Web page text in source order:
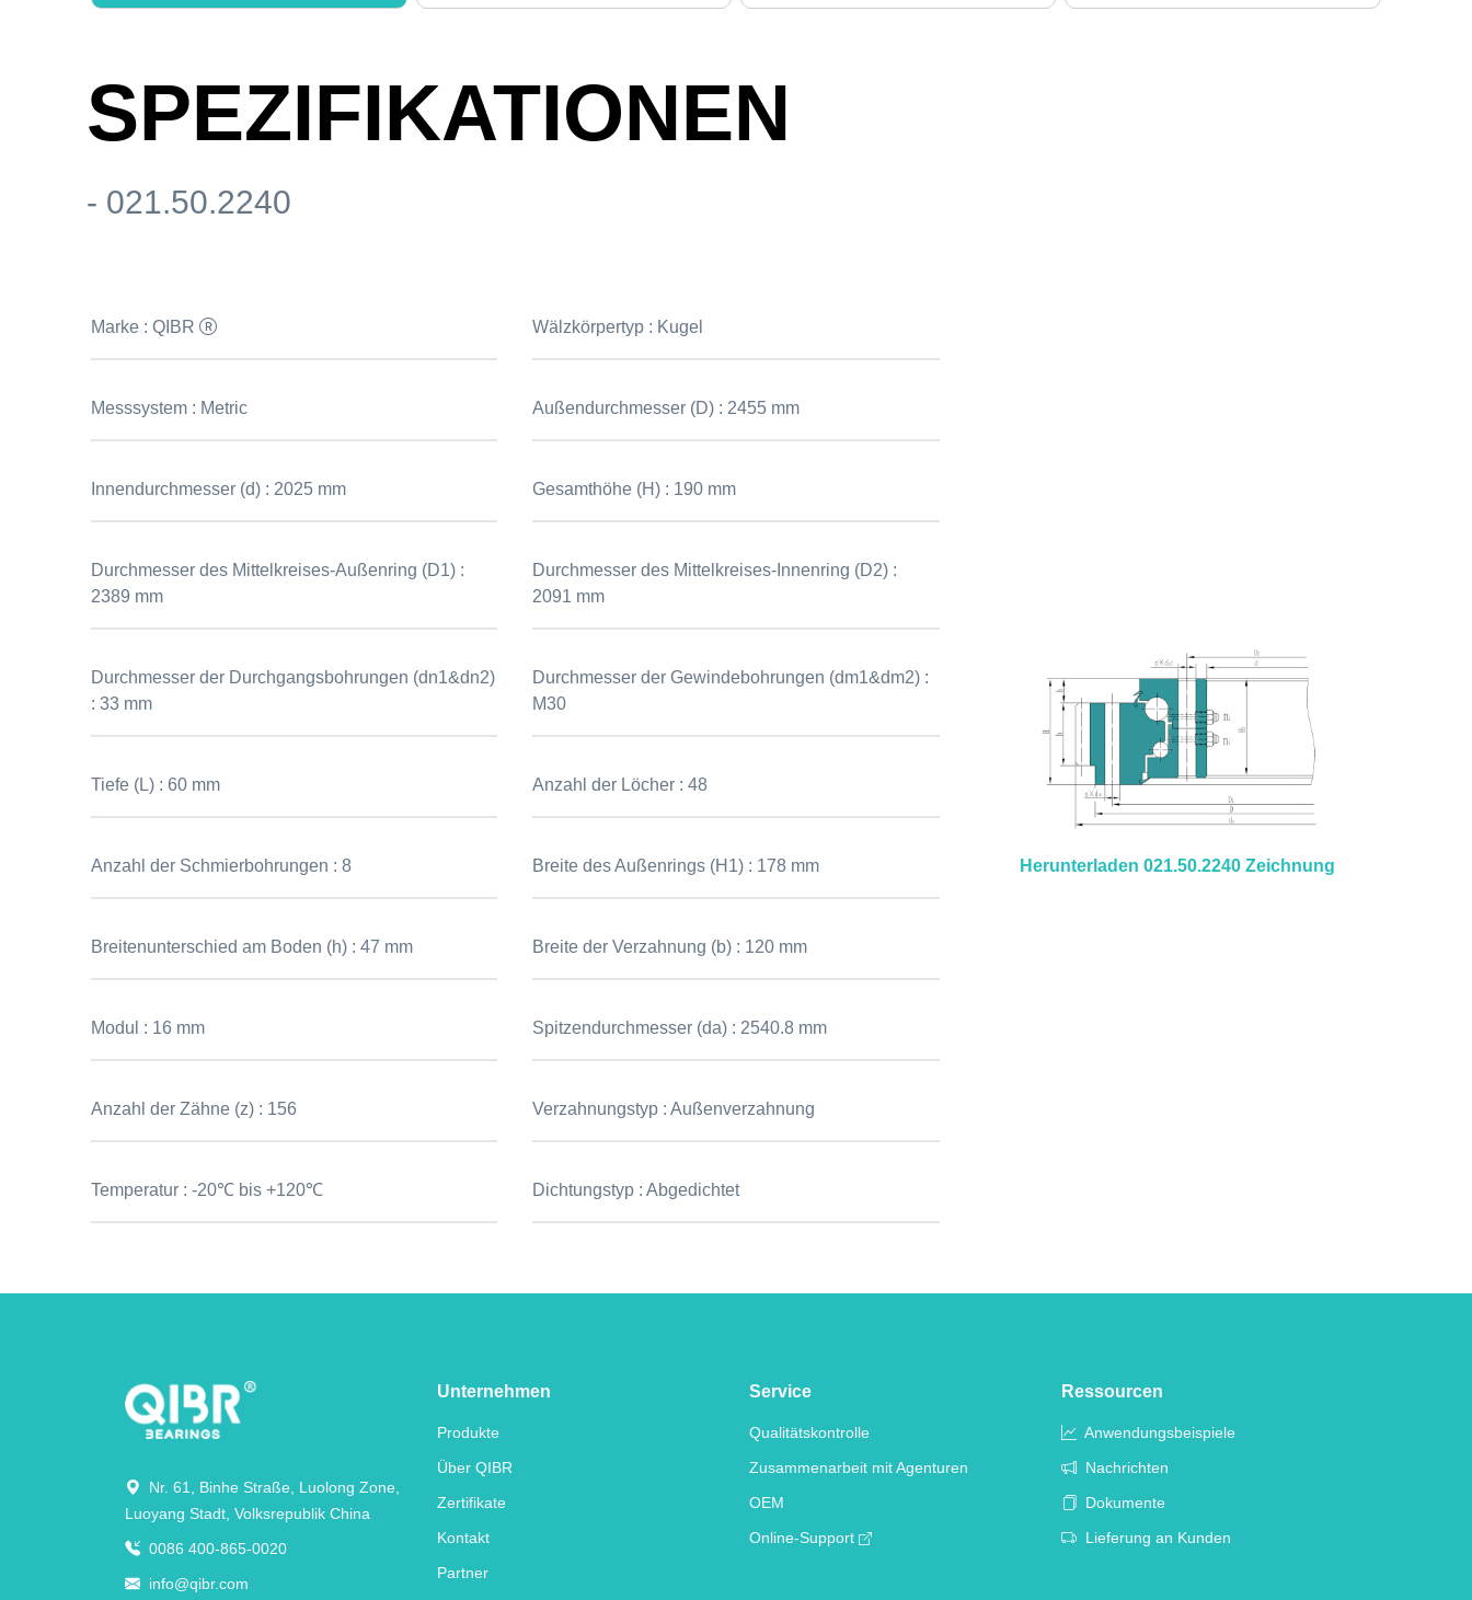
SPEZIFIKATIONEN
- 021.50.2240
Marke :QIBR Wälzkörpertyp : Kugel
Messsystem : Metric Außendurchmesser (D) : 2455 mm
Innendurchmesser (d) : 2025 mm Gesamthöhe (H) : 190 mm
Durchmesser des Mittelkreises-Außenring (D1) :
2389 mm
Durchmesser des Mittelkreises-Innenring (D2) :
2091 mm
Durchmesser der Durchgangsbohrungen (dn1&dn2)
:33 mm
Durchmesser der Gewindebohrungen (dm1&dm2) :
M30
Tiefe (L) :60 mm Anzahl der Löcher :48
Anzahl der Schmierbohrungen :8 Breite des Außenrings (H1) : 178 mm
Breitenunterschied am Boden (h) :47 mm Breite der Verzahnung (b) : 120 mm
Modul : 16 mm Spitzendurchmesser (da) : 2540.8 mm
Anzahl der Zähne (z) : 156 Verzahnungstyp :Außenverzahnung
Temperatur :-20℃ bis +120℃ Dichtungstyp :Abgedichtet
Herunterladen 021.50.2240 Zeichnung
Nr. 61, Binhe Straße, Luolong Zone,
Luoyang Stadt, Volksrepublik China
0086 400-865-0020
info@qibr.com
Unternehmen
Produkte
Über QIBR
Zertifikate
Kontakt
Partner
Service
Qualitätskontrolle
Zusammenarbeit mit Agenturen
OEM
Online-Support
Ressourcen
Anwendungsbeispiele
Nachrichten
Dokumente
Lieferung an Kunden